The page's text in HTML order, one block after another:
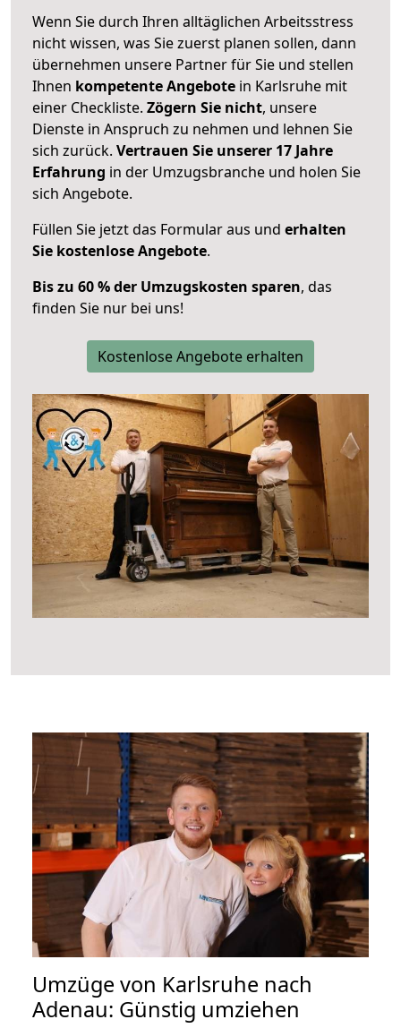
Wenn Sie durch Ihren alltäglichen Arbeitsstress
nicht wissen, was Sie zuerst planen sollen, dann
übernehmen unsere Partner für Sie und stellen
Ihnen kompetente Angebote in Karlsruhe mit
einer Checkliste. Zögern Sie nicht, unsere
Dienste in Anspruch zu nehmen und lehnen Sie
sich zurück. Vertrauen Sie unserer 17 Jahre
Erfahrung in der Umzugsbranche und holen Sie
sich Angebote.
Füllen Sie jetzt das Formular aus und erhalten
Sie kostenlose Angebote.
Bis zu 60 % der Umzugskosten sparen, das
finden Sie nur bei uns!
Kostenlose Angebote erhalten
Umzüge von Karlsruhe nach
Adenau: Günstig umziehen